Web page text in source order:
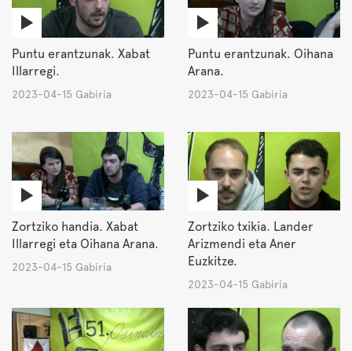
Puntu erantzunak. Xabat
Illarregi.
2023-04-15 Gabiria
Puntu erantzunak. Oihana
Arana.
2023-04-15 Gabiria
Zortziko handia. Xabat
Illarregi eta Oihana Arana.
2023-04-15 Gabiria
Zortziko txikia. Lander
Arizmendi eta Aner
Euzkitze.
2023-04-15 Gabiria